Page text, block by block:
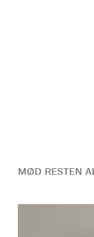
MØD RESTEN